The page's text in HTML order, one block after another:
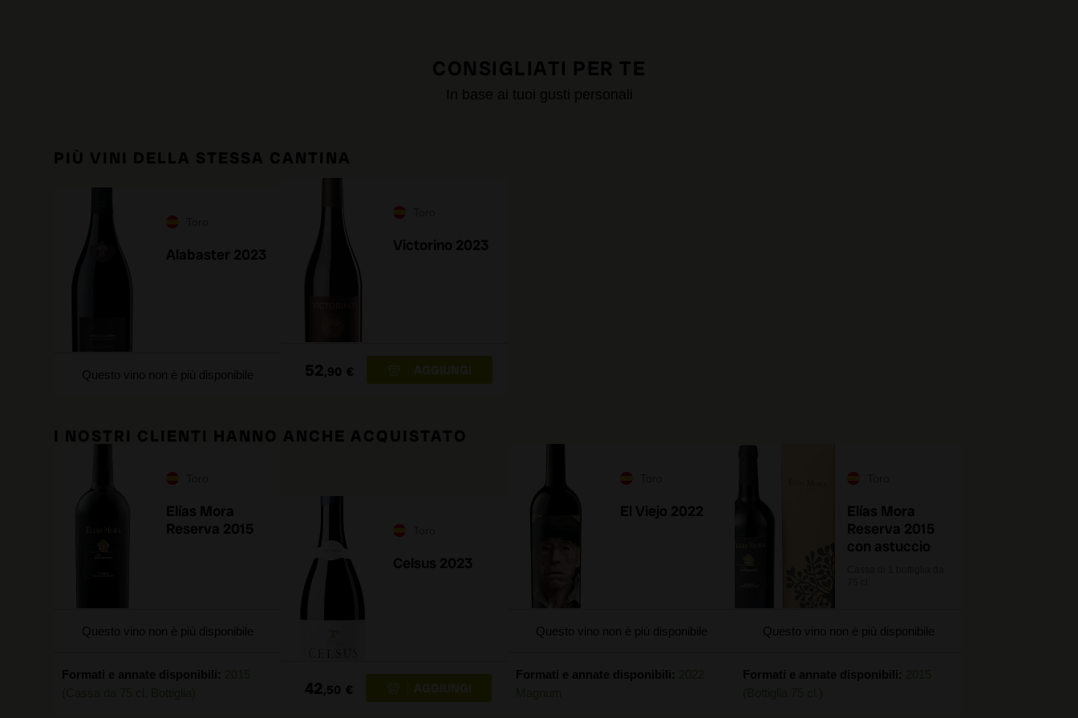
CONSIGLIATI PER TE
In base ai tuoi gusti personali
PIÙ VINI DELLA STESSA CANTINA
Alabaster 2023
Questo vino non è più disponibile
Victorino 2023
52,90 €
I NOSTRI CLIENTI HANNO ANCHE ACQUISTATO
Elías Mora
Reserva 2015
Questo vino non è più disponibile
Formati e annate disponibili:
Celsus 2023
42,50 €
El Viejo 2022
Questo vino non è più disponibile
Formati e annate disponibili:
Elías Mora
Reserva 2015
con astuccio
Questo vino non è più disponibile
Formati e annate disponibili: